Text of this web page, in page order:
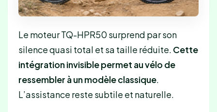
Le moteur TQ-HPR50 surprend par son
silence quasi total et sa taille réduite. Cette
intégration invisible permet au vélo de
ressembler à un modèle classique.
L’assistance reste subtile et naturelle.